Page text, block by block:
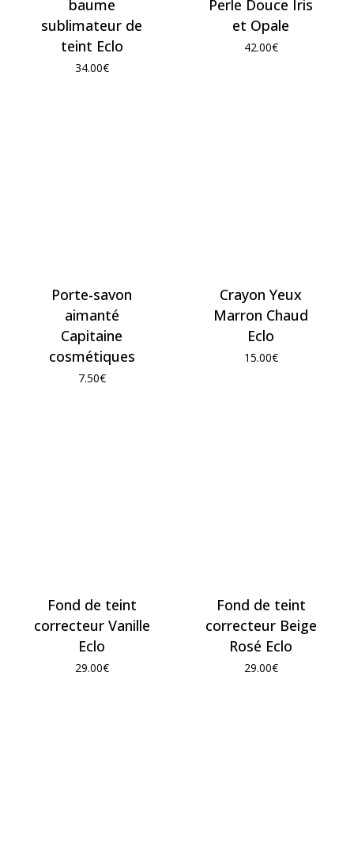
baume
sublimateur de
teint Eclo
34.00€
Perle Douce Iris
et Opale
42.00€
Porte-savon
aimanté
Capitaine
cosmétiques
7.50€
Crayon Yeux
Marron Chaud
Eclo
15.00€
Fond de teint
correcteur Vanille
Eclo
29.00€
Fond de teint
correcteur Beige
Rosé Eclo
29.00€